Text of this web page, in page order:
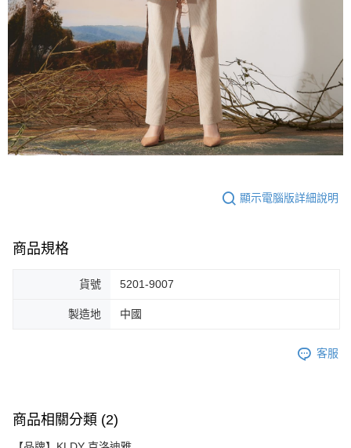
顯示電腦版詳細說明
商品規格
貨號 5201-9007
製造地 中國
客服
商品相關分類 (2)